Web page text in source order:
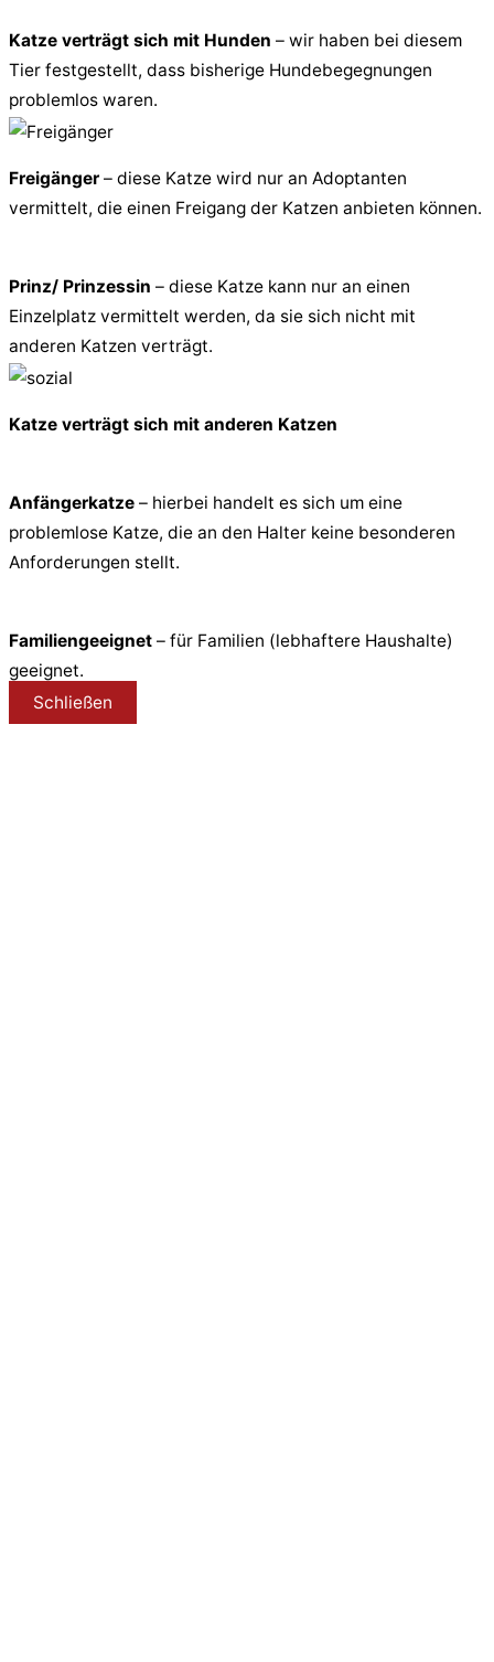
Katze verträgt sich mit Hunden – wir haben bei diesem
Tier festgestellt, dass bisherige Hundebegegnungen
problemlos waren.
Freigänger – diese Katze wird nur an Adoptanten
vermittelt, die einen Freigang der Katzen anbieten können.
Prinz/ Prinzessin – diese Katze kann nur an einen
Einzelplatz vermittelt werden, da sie sich nicht mit
anderen Katzen verträgt.
Katze verträgt sich mit anderen Katzen
Anfängerkatze – hierbei handelt es sich um eine
problemlose Katze, die an den Halter keine besonderen
Anforderungen stellt.
Familiengeeignet – für Familien (lebhaftere Haushalte)
geeignet.
Schließen